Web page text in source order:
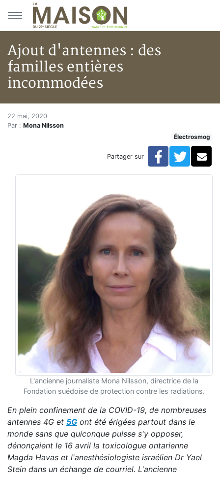
Aller au menu principal
Aller au contenu principal
Ajout d'antennes : des
familles entières
incommodées
Accueil
Articles
Ajout d'antennes : des familles entières incommodées
Ajout d'antennes : des
22 mai, 2020
Par : Mona Nilsson
Électrosmog
Partager sur Facebook
L'ancienne journaliste Mona Nilsson, directrice de la
Fondation suédoise de protection contre les radiations.
En plein confinement de la COVID-19, de nombreuses
antennes 4G et 5G ont été érigées partout dans le
monde sans que quiconque puisse s'y opposer,
dénonçaient le 16 avril la toxicologue ontarienne
Magda Havas et l'anesthésiologiste israélien Dr Yael
Stein dans un échange de courriel. L'ancienne